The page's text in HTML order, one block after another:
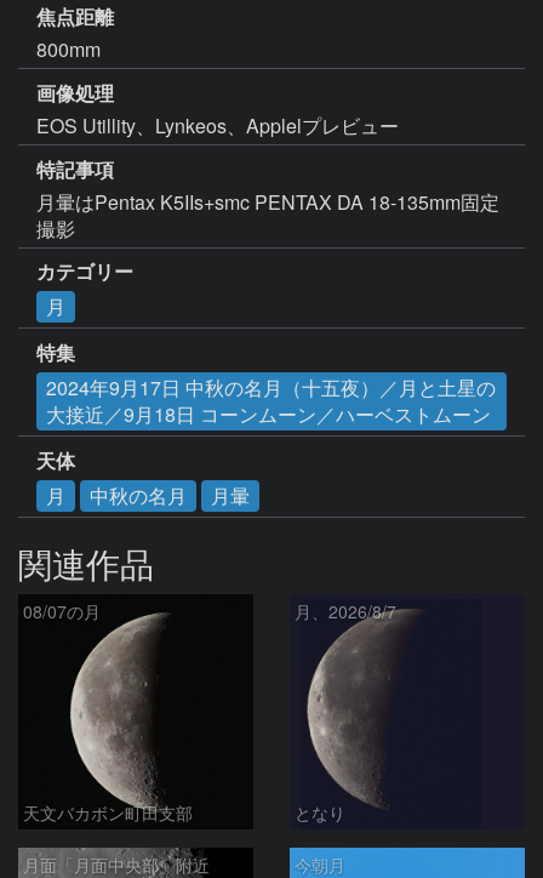
焦点距離
800mm
画像処理
EOS Utillity、Lynkeos、Applelプレビュー
特記事項
月暈はPentax K5IIs+smc PENTAX DA 18-135mm固定
撮影
カテゴリー
月
特集
2024年9月17日 中秋の名月（十五夜）／月と土星の
大接近／9月18日 コーンムーン／ハーベストムーン
天体
月
中秋の名月 月暈
関連作品
08/07の月
天文バカボン町田支部
月、2026/8/7
となり
月面「月面中央部」附近 今朝月